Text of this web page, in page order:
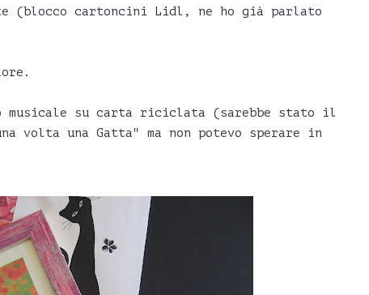
(blocco cartoncini Lidl, ne ho già parlato
musicale su carta riciclata (sarebbe stato il
volta una Gatta" ma non potevo sperare in